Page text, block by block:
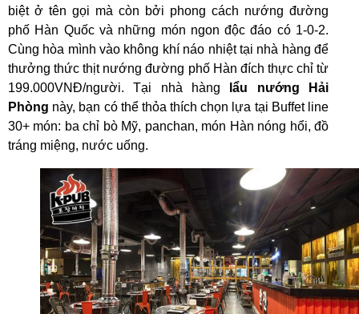
biệt ở tên gọi mà còn bởi phong cách nướng đường
phố Hàn Quốc và những món ngon độc đáo có 1-0-2.
Cùng hòa mình vào không khí náo nhiệt tại nhà hàng để
thưởng thức thịt nướng đường phố Hàn đích thực chỉ từ
199.000VNĐ/người. Tại nhà hàng lẩu nướng Hải
Phòng này, bạn có thể thỏa thích chọn lựa tại Buffet line
30+ món: ba chỉ bò Mỹ, panchan, món Hàn nóng hổi, đồ
tráng miệng, nước uống.